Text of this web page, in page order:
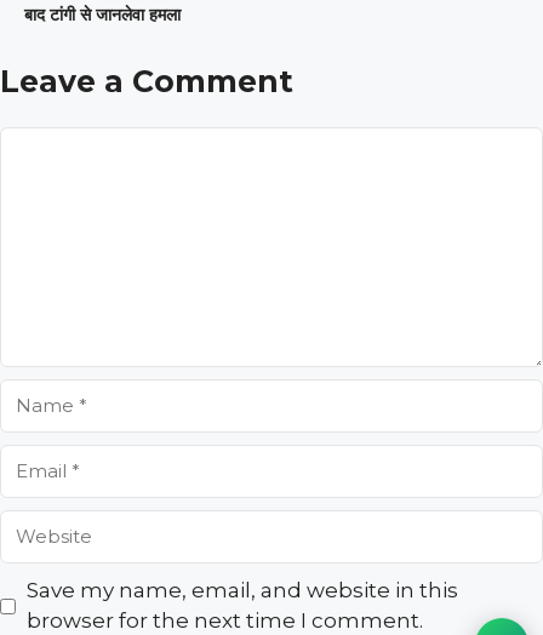
बाद टांगी से जानलेवा हमला
Leave a Comment
Name
Email
Website
Save my name, email, and website in this
browser for the next time I comment.